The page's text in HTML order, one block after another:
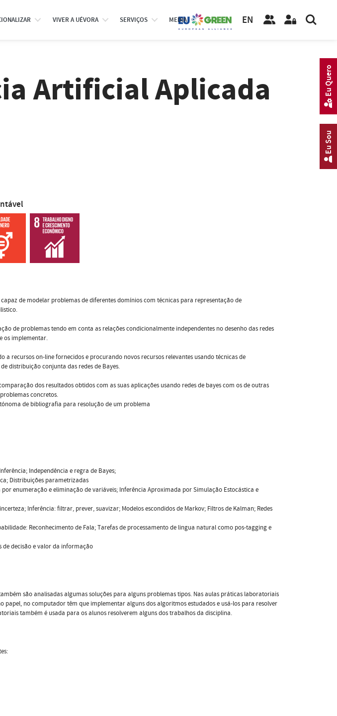
VIVER A UÉVORA SERVIÇOS MEDIA EN
Artificial Aplicada
de modelar problemas de diferentes domínios com técnicas para representação de
de problemas tendo em conta as relações condicionalmente independentes no desenho das redes
os implementar.
a recursos on-line fornecidos e procurando novos recursos relevantes usando técnicas de
distribuição conjunta das redes de Bayes.
dos resultados obtidos com as suas aplicações usando redes de bayes com os de outras
concretos.
de bibliografia para resolução de um problema
Independência e regra de Bayes;
Distribuições parametrizadas
enumeração e eliminação de variáveis; Inferência Aproximada por Simulação Estocástica e
Inferência: filtrar, prever, suavizar; Modelos escondidos de Markov; Filtros de Kalman; Redes
Reconhecimento de Fala; Tarefas de processamento de lingua natural como pos-tagging e
de decisão e valor da informação
são analisadas algumas soluções para alguns problemas tipos. Nas aulas práticas laboratoriais
papel, no computador têm que implementar alguns dos algoritmos estudados e usá-los para resolver
também é usada para os alunos resolverem alguns dos trabalhos da disciplina.
Eu Sou
Eu Quero